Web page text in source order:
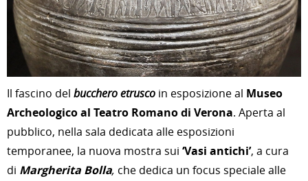
Il fascino del bucchero etrusco in esposizione al Museo
Archeologico al Teatro Romano di Verona. Aperta al
pubblico, nella sala dedicata alle esposizioni
temporanee, la nuova mostra sui ‘Vasi antichi’, a cura
di Margherita Bolla, che dedica un focus speciale alle